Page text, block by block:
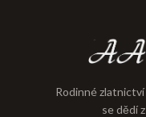
Rodinné
se dědí